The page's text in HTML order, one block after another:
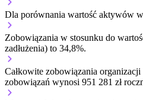
Dla porównania wartość aktywów
Zobowiązania w stosunku do
zadłużenia) to 34,8%.
Całkowite zobowiązania organizacji
zobowiązań wynosi 951 281 zł